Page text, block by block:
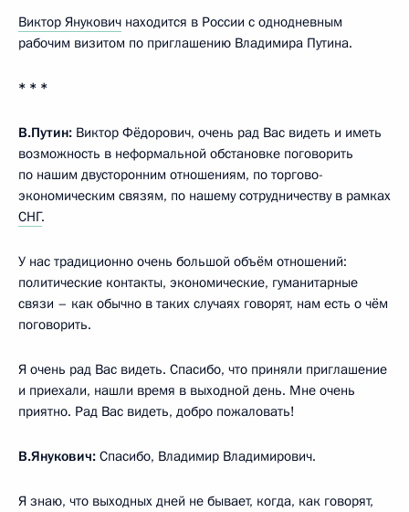
Виктор Янукович находится в России с однодневным
рабочим визитом по приглашению Владимира Путина.
* * *
В.Путин: Виктор Фёдорович, очень рад Вас видеть и иметь
возможность в неформальной обстановке поговорить
по нашим двусторонним отношениям, по торгово-
экономическим связям, по нашему сотрудничеству в рамках
СНГ.
У нас традиционно очень большой объём отношений:
политические контакты, экономические, гуманитарные
связи – как обычно в таких случаях говорят, нам есть о чём
поговорить.
Я очень рад Вас видеть. Спасибо, что приняли приглашение
и приехали, нашли время в выходной день. Мне очень
приятно. Рад Вас видеть, добро пожаловать!
В.Янукович: Спасибо, Владимир Владимирович.
Я знаю, что выходных дней не бывает, когда, как говорят,